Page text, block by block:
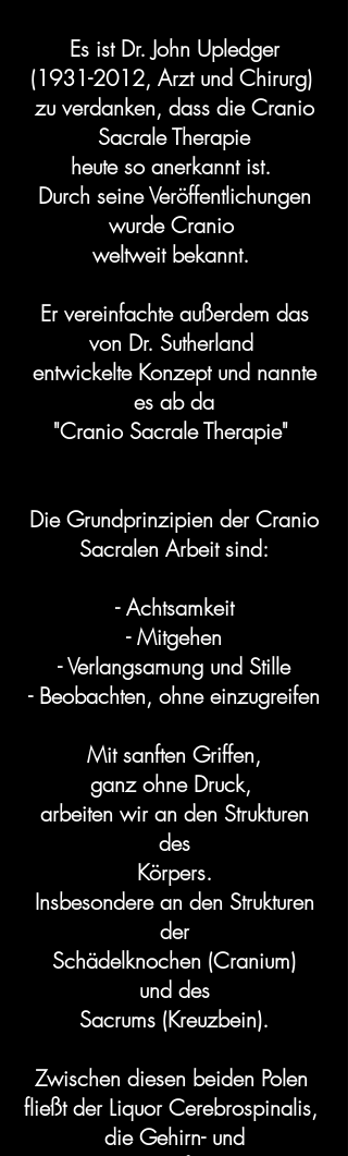
Es ist Dr. John Upledger
(1931-2012, Arzt und Chirurg)
zu verdanken, dass die Cranio
Sacrale Therapie
heute so anerkannt ist.
Durch seine Veröffentlichungen
wurde Cranio
weltweit bekannt.
Er vereinfachte außerdem das
von Dr. Sutherland
entwickelte Konzept und nannte
es ab da
"Cranio Sacrale Therapie"
Die Grundprinzipien der Cranio
Sacralen Arbeitsind:
- Achtsamkeit
- Mitgehen
- Verlangsamung und Stille
- Beobachten, ohne einzugreifen
Mit sanften Griffen,
ganz ohne Druck,
arbeiten wir an den Strukturen
des
Körpers.
Insbesondere an den Strukturen
der
Schädelknochen (Cranium)
und des
Sacrums (Kreuzbein).
Zwischen diesen beiden Polen
fließt der Liquor Cerebrospinalis,
die Gehirn- und